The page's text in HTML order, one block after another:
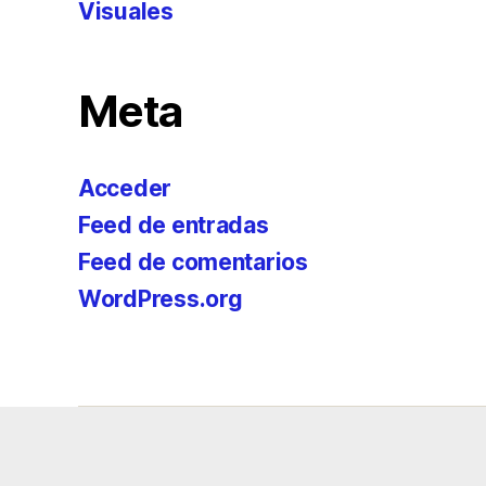
Visuales
Meta
Acceder
Feed de entradas
Feed de comentarios
WordPress.org